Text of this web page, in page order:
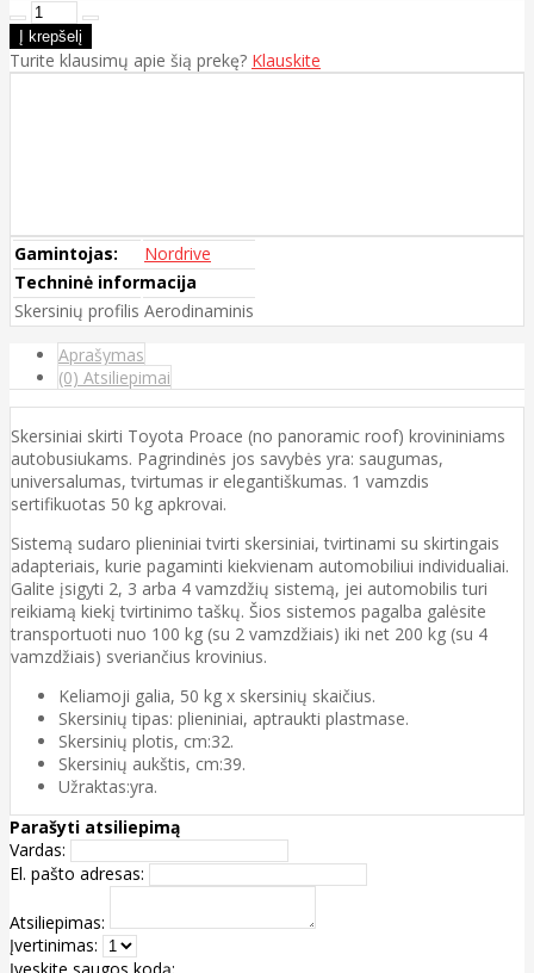
Turite klausimų apie šią prekę? Klauskite
Gamintojas:
Nordrive
Techninė informacija
Skersinių profilis Aerodinaminis
Aprašymas
(0) Atsiliepimai
Skersiniai skirti Toyota Proace (no panoramic roof) krovininiams
autobusiukams. Pagrindinės jos savybės yra: saugumas,
universalumas, tvirtumas ir elegantiškumas. 1 vamzdis
sertifikuotas 50 kg apkrovai.
Sistemą sudaro plieniniai tvirti skersiniai, tvirtinami su skirtingais
adapteriais, kurie pagaminti kiekvienam automobiliui individualiai.
Galite įsigyti 2, 3 arba 4 vamzdžių sistemą, jei automobilis turi
reikiamą kiekį tvirtinimo taškų. Šios sistemos pagalba galėsite
transportuoti nuo 100 kg (su 2 vamzdžiais) iki net 200 kg (su 4
vamzdžiais) sveriančius krovinius.
Keliamoji galia, 50 kg x skersinių skaičius.
Skersinių tipas: plieniniai, aptraukti plastmase.
Skersinių plotis, cm:32.
Skersinių aukštis, cm:39.
Užraktas:yra.
Parašyti atsiliepimą
Vardas:
El. pašto adresas:
Atsiliepimas:
Įvertinimas: